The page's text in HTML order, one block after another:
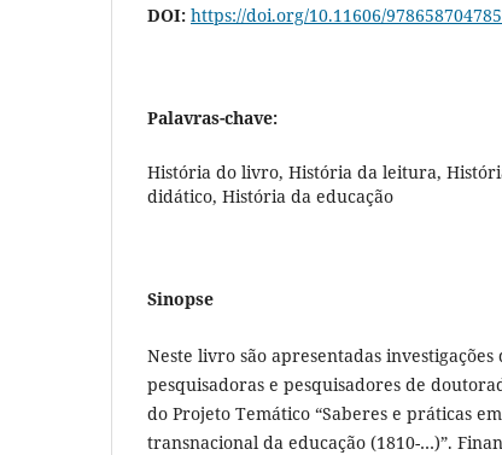
DOI: https://doi.org/10.11606/
Palavras-chave:
História do livro, História da leitura,
didático, História da educação
Sinopse
Neste livro são apresentadas
pesquisadoras e pesquisadores de
do Projeto Temático “Saberes e práticas
transnacional da educação (1810-…)”.